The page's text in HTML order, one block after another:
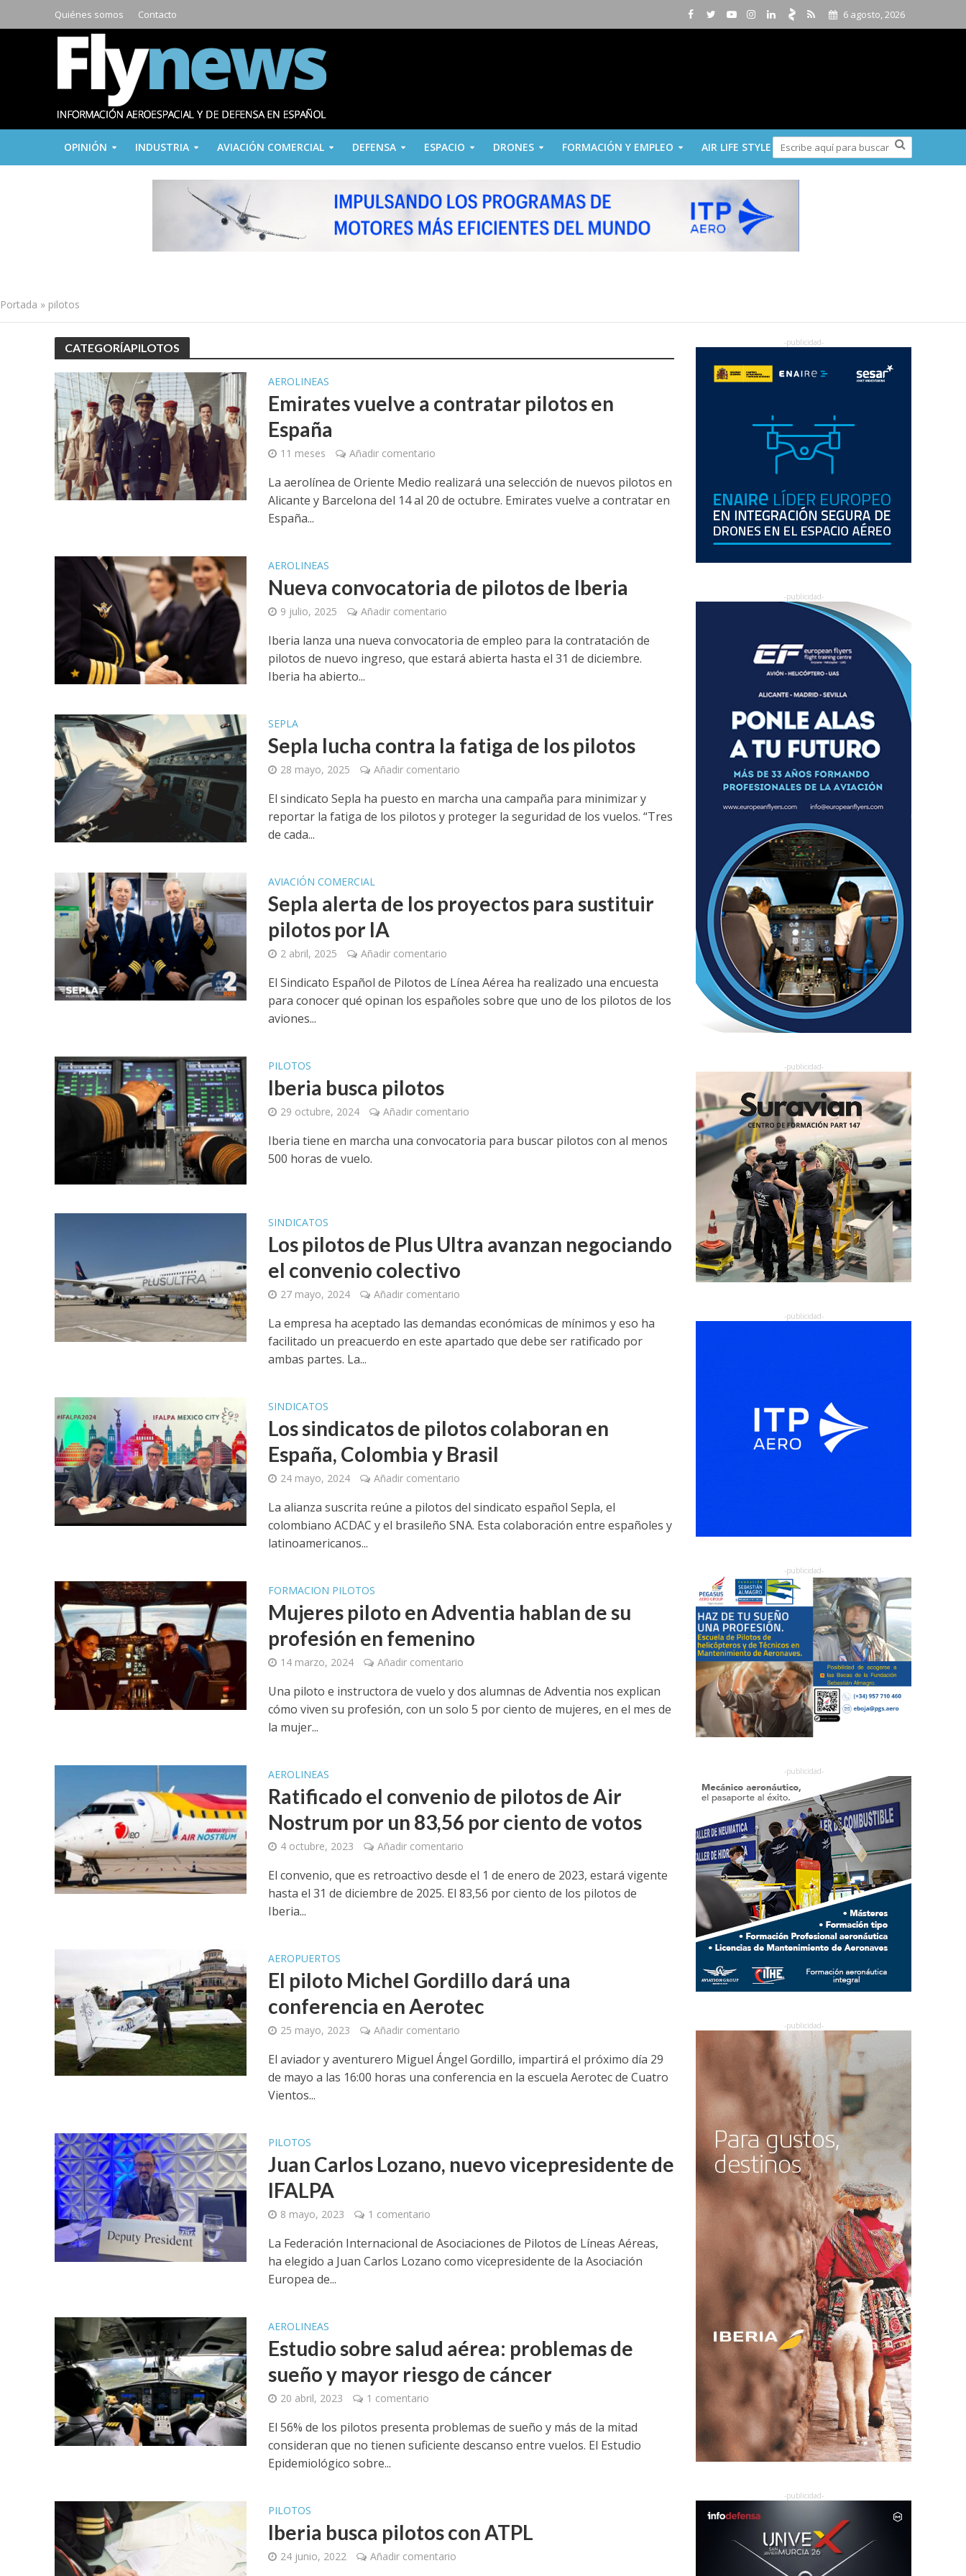
Quiénes somos Contacto 6 agosto, 2026
OPINIÓN INDUSTRIA AVIACIÓN COMERCIAL DEFENSA ESPACIO DRONES FORMACIÓN Y EMPLEO AIR LIFE STYLE
Portada » pilotos
CATEGORÍAPILOTOS
AEROLINEAS
Emirates vuelve a contratar pilotos en
España
11 meses Añadir comentario
La aerolínea de Oriente Medio realizará una selección de nuevos pilotos en
Alicante y Barcelona del 14 al 20 de octubre. Emirates vuelve a contratar en
España...
AEROLINEAS
Nueva convocatoria de pilotos de Iberia
9 julio, 2025 Añadir comentario
Iberia lanza una nueva convocatoria de empleo para la contratación de
pilotos de nuevo ingreso, que estará abierta hasta el 31 de diciembre.
Iberia ha abierto...
SEPLA
Sepla lucha contra la fatiga de los pilotos
28 mayo, 2025 Añadir comentario
El sindicato Sepla ha puesto en marcha una campaña para minimizar y
reportar la fatiga de los pilotos y proteger la seguridad de los vuelos. “Tres
de cada...
AVIACIÓN COMERCIAL
Sepla alerta de los proyectos para sustituir
pilotos por IA
2 abril, 2025 Añadir comentario
El Sindicato Español de Pilotos de Línea Aérea ha realizado una encuesta
para conocer qué opinan los españoles sobre que uno de los pilotos de los
aviones...
PILOTOS
Iberia busca pilotos
29 octubre, 2024 Añadir comentario
Iberia tiene en marcha una convocatoria para buscar pilotos con al menos
500 horas de vuelo.
SINDICATOS
Los pilotos de Plus Ultra avanzan negociando
el convenio colectivo
27 mayo, 2024 Añadir comentario
La empresa ha aceptado las demandas económicas de mínimos y eso ha
facilitado un preacuerdo en este apartado que debe ser ratificado por
ambas partes. La...
SINDICATOS
Los sindicatos de pilotos colaboran en
España, Colombia y Brasil
24 mayo, 2024 Añadir comentario
La alianza suscrita reúne a pilotos del sindicato español Sepla, el
colombiano ACDAC y el brasileño SNA. Esta colaboración entre españoles y
latinoamericanos...
FORMACION PILOTOS
Mujeres piloto en Adventia hablan de su
profesión en femenino
14 marzo, 2024 Añadir comentario
Una piloto e instructora de vuelo y dos alumnas de Adventia nos explican
cómo viven su profesión, con un solo 5 por ciento de mujeres, en el mes de
la mujer...
AEROLINEAS
Ratificado el convenio de pilotos de Air
Nostrum por un 83,56 por ciento de votos
4 octubre, 2023 Añadir comentario
El convenio, que es retroactivo desde el 1 de enero de 2023, estará vigente
hasta el 31 de diciembre de 2025. El 83,56 por ciento de los pilotos de
Iberia...
AEROPUERTOS
El piloto Michel Gordillo dará una
conferencia en Aerotec
25 mayo, 2023 Añadir comentario
El aviador y aventurero Miguel Ángel Gordillo, impartirá el próximo día 29
de mayo a las 16:00 horas una conferencia en la escuela Aerotec de Cuatro
Vientos...
PILOTOS
Juan Carlos Lozano, nuevo vicepresidente de
IFALPA
8 mayo, 2023 1 comentario
La Federación Internacional de Asociaciones de Pilotos de Líneas Aéreas,
ha elegido a Juan Carlos Lozano como vicepresidente de la Asociación
Europea de...
AEROLINEAS
Estudio sobre salud aérea: problemas de
sueño y mayor riesgo de cáncer
20 abril, 2023 1 comentario
El 56% de los pilotos presenta problemas de sueño y más de la mitad
consideran que no tienen suficiente descanso entre vuelos. El Estudio
Epidemiológico sobre...
PILOTOS
Iberia busca pilotos con ATPL
24 junio, 2022 Añadir comentario